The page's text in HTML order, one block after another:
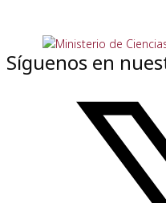
Síguenos en